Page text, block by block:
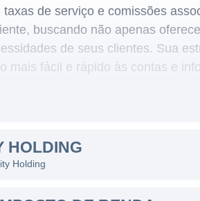
de serviço e comissões
buscando não apenas
de seus clientes. Sua
mais fácil e rápido às contas e
regiões dos Estados Unidos,
tem se esforçado para expandir
agências e fornece
HOLDING
Holding